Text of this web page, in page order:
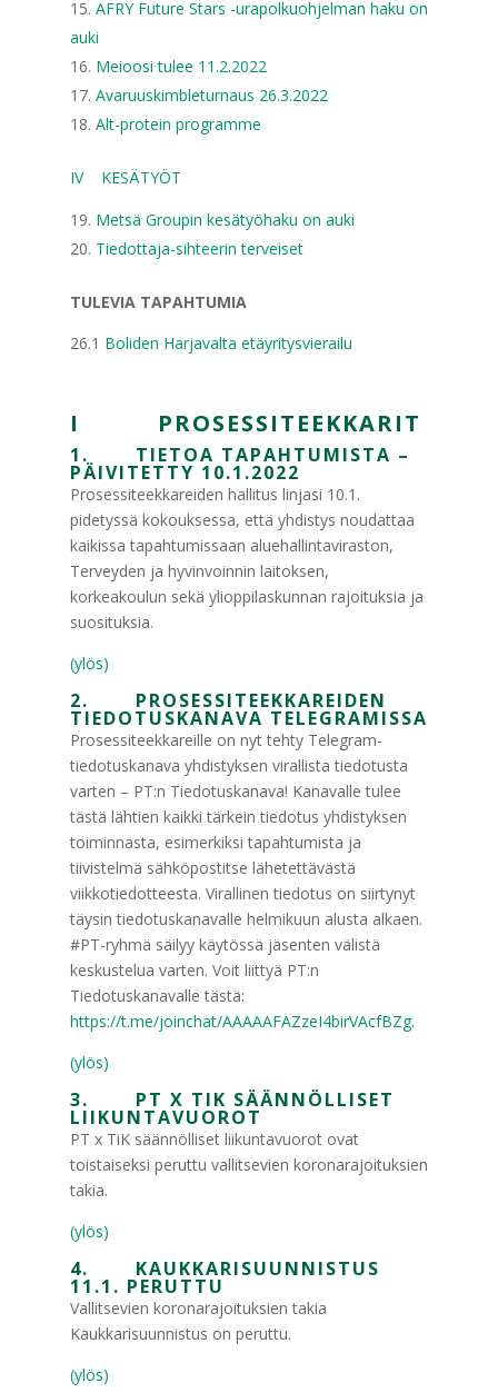
AFRY Future Stars -urapolkuohjelman haku on
auki
Meioosi tulee 11.2.2022
Avaruuskimbleturnaus 26.3.2022
Alt-protein programme
IV KESÄTYÖT
Metsä Groupin kesätyöhaku on auki
Tiedottaja-sihteerin terveiset
TULEVIA TAPAHTUMIA
26.1 Boliden Harjavalta etäyritysvierailu
I PROSESSITEEKKARIT
1. TIETOA TAPAHTUMISTA –
PÄIVITETTY 10.1.2022
Prosessiteekkareiden hallitus linjasi 10.1.
pidetyssä kokouksessa, että yhdistys noudattaa
kaikissa tapahtumissaan aluehallintaviraston,
Terveyden ja hyvinvoinnin laitoksen,
korkeakoulun sekä ylioppilaskunnan rajoituksia ja
suosituksia.
(ylös)
2. PROSESSITEEKKAREIDEN
TIEDOTUSKANAVA TELEGRAMISSA
Prosessiteekkareille on nyt tehty Telegram-
tiedotuskanava yhdistyksen virallista tiedotusta
varten – PT:n Tiedotuskanava! Kanavalle tulee
tästä lähtien kaikki tärkein tiedotus yhdistyksen
toiminnasta, esimerkiksi tapahtumista ja
tiivistelmä sähköpostitse lähetettävästä
viikkotiedotteesta. Virallinen tiedotus on siirtynyt
täysin tiedotuskanavalle helmikuun alusta alkaen.
#PT-ryhmä säilyy käytössä jäsenten välistä
keskustelua varten. Voit liittyä PT:n
Tiedotuskanavalle tästä:
https://t.me/joinchat/AAAAAFAZzeI4birVAcfBZg.
(ylös)
3. PT X TIK SÄÄNNÖLLISET
LIIKUNTAVUOROT
PT x TiK säännölliset liikuntavuorot ovat
toistaiseksi peruttu vallitsevien koronarajoituksien
takia.
(ylös)
4. KAUKKARISUUNNISTUS
11.1. PERUTTU
Vallitsevien koronarajoituksien takia
Kaukkarisuunnistus on peruttu.
(ylös)